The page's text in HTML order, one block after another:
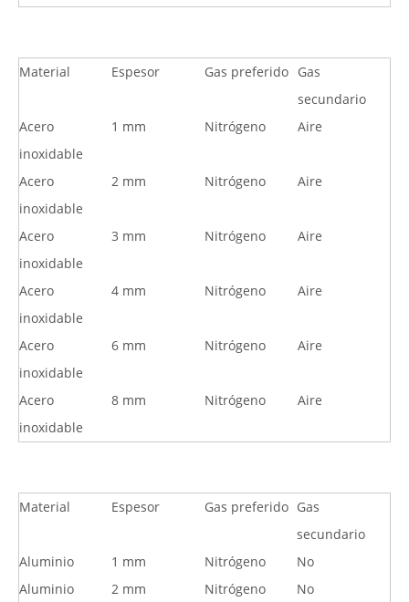
Material Espesor Gas preferido Gas
secundario
Acero
inoxidable
1 mm Nitrógeno Aire
Acero
inoxidable
2 mm Nitrógeno Aire
Acero
inoxidable
3 mm Nitrógeno Aire
Acero
inoxidable
4 mm Nitrógeno Aire
Acero
inoxidable
6 mm Nitrógeno Aire
Acero
inoxidable
8 mm Nitrógeno Aire
Material Espesor Gas preferido Gas
secundario
Aluminio
1 mm Nitrógeno
No
Aluminio
2 mm Nitrógeno
No